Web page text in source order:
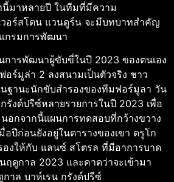
นี้มาหลายปี ในทีมที่มีความ
วอร์สโตน แวนดูร์น จะมีบทบาทสำคัญ
กรมการพัฒนา
ารพัฒนาผู้ขับขี่ในปี 2023 ของตนเอง
อร์มูล่า 2 ลงสนามเป็นตัวจริง ชาว
นฐานะนักขับสำรองของทีมฟอร์มูลา วัน
รังด์ปรีซ์หลายรายการในปี 2023 เพื่อ
อกจากนี้แผนการทดสอบที่กว้างขวาง
ปีก่อนยังอยู่ในตารางของเขา ดรูโก
องให้กับ แลนซ์ สโตรล ที่มีอาการบาด
ฤดูกาล 2023 และคาดว่าจะเข้ามา
กาล บาห์เรน กรังด์ปรีซ์